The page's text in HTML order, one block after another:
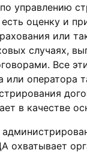
управлению
оценку и
или
случаях,
Все
оператора
в качестве
охватывает